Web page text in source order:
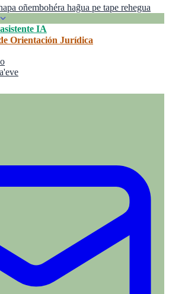
oñembohéra hag̃ua pe tape rehegua
IA
Orientación Jurídica